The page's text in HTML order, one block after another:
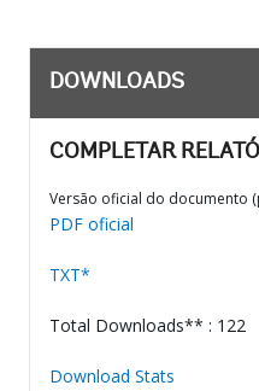
DOWNLOADS
COMPLETAR
Versão oficial do documento
PDF oficial
TXT*
Total Downloads** : 122
Download Stats